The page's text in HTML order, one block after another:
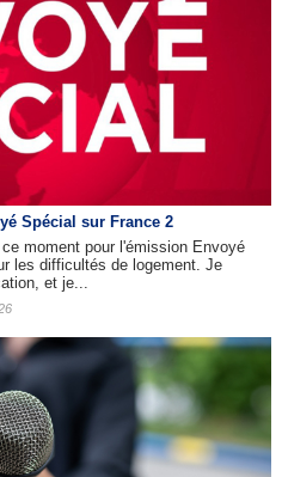
Spécial sur France 2
moment pour l'émission Envoyé
les difficultés de logement. Je
et je...